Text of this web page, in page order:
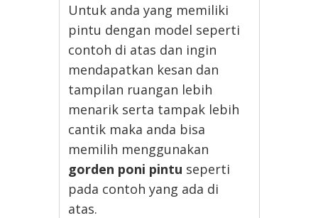
Untuk anda yang memiliki
pintu dengan model seperti
contoh di atas dan ingin
mendapatkan kesan dan
tampilan ruangan lebih
menarik serta tampak lebih
cantik maka anda bisa
memilih menggunakan
gorden poni pintu seperti
pada contoh yang ada di
atas.